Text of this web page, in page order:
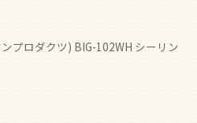
プロダクツ) BIG-102WH シーリン